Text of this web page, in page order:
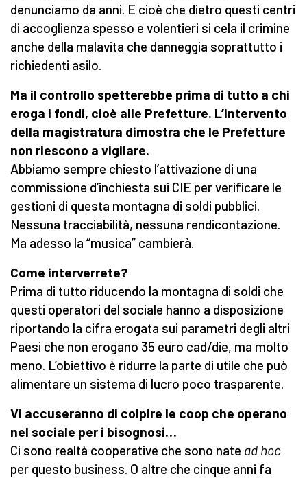
denunciamo da anni. E cioè che dietro questi centri
di accoglienza spesso e volentieri si cela il crimine
anche della malavita che danneggia soprattutto i
richiedenti asilo.
Ma il controllo spetterebbe prima di tutto a chi
eroga i fondi, cioè alle Prefetture. L’intervento
della magistratura dimostra che le Prefetture
non riescono a vigilare.
Abbiamo sempre chiesto l’attivazione di una
commissione d’inchiesta sui CIE per verificare le
gestioni di questa montagna di soldi pubblici.
Nessuna tracciabilità, nessuna rendicontazione.
Ma adesso la “musica” cambierà.
Come interverrete?
Prima di tutto riducendo la montagna di soldi che
questi operatori del sociale hanno a disposizione
riportando la cifra erogata sui parametri degli altri
Paesi che non erogano 35 euro cad/die, ma molto
meno. L’obiettivo è ridurre la parte di utile che può
alimentare un sistema di lucro poco trasparente.
Vi accuseranno di colpire le coop che operano
nel sociale per i bisognosi…
Ci sono realtà cooperative che sono nate ad hoc
per questo business. O altre che cinque anni fa